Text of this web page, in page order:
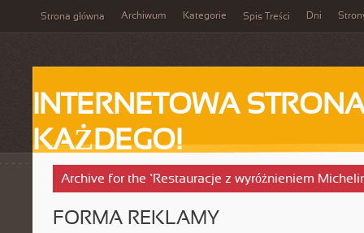
Strona główna Archiwum Kategorie Spis Treści Dni
INTERNETOWA
KAŻDEGO!
Archive for the ‘Restauracje z wyróżnieniem
FORMA REKLAMY